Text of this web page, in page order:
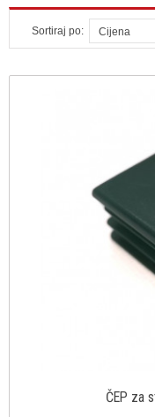
Sortiraj po: Cijena
ČEP za